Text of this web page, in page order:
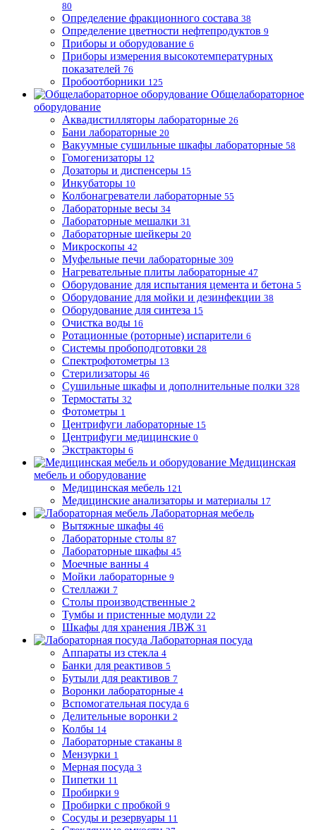
80
Определение фракционного состава 38
Определение цветности нефтепродуктов 9
Приборы и оборудование 6
Приборы измерения высокотемпературных
показателей 76
Пробоотборники 125
Общелабораторное
оборудование
Аквадистилляторы лабораторные 26
Бани лабораторные 20
Вакуумные сушильные шкафы лабораторные 58
Гомогенизаторы 12
Дозаторы и диспенсеры 15
Инкубаторы 10
Колбонагреватели лабораторные 55
Лабораторные весы 34
Лабораторные мешалки 31
Лабораторные шейкеры 20
Микроскопы 42
Муфельные печи лабораторные 309
Нагревательные плиты лабораторные 47
Оборудование для испытания цемента и бетона 5
Оборудование для мойки и дезинфекции 38
Оборудование для синтеза 15
Очистка воды 16
Ротационные (роторные) испарители 6
Системы пробоподготовки 28
Спектрофотометры 13
Стерилизаторы 46
Сушильные шкафы и дополнительные полки 328
Термостаты 32
Фотометры 1
Центрифуги лабораторные 15
Центрифуги медицинские 0
Экстракторы 6
Медицинская
мебель и оборудование
Медицинская мебель 121
Медицинские анализаторы и материалы 17
Лабораторная мебель
Вытяжные шкафы 46
Лабораторные столы 87
Лабораторные шкафы 45
Моечные ванны 4
Мойки лабораторные 9
Стеллажи 7
Столы производственные 2
Тумбы и пристенные модули 22
Шкафы для хранения ЛВЖ 31
Лабораторная посуда
Аппараты из стекла 4
Банки для реактивов 5
Бутыли для реактивов 7
Воронки лабораторные 4
Вспомогательная посуда 6
Делительные воронки 2
Колбы 14
Лабораторные стаканы 8
Мензурки 1
Мерная посуда 3
Пипетки 11
Пробирки 9
Пробирки с пробкой 9
Сосуды и резервуары 11